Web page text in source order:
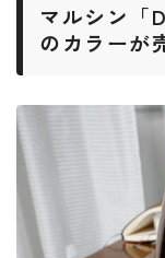
マルシン「
のカラーが